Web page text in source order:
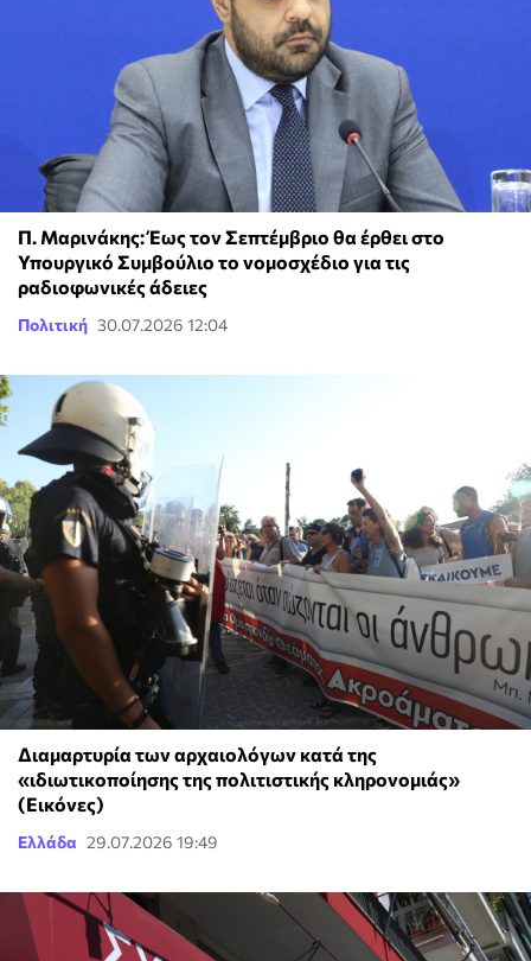
Π. Μαρινάκης: Έως τον Σεπτέμβριο θα έρθει στο
Υπουργικό Συμβούλιο το νομοσχέδιο για τις
ραδιοφωνικές άδειες
Πολιτική 30.07.2026 12:04
Διαμαρτυρία των αρχαιολόγων κατά της
«ιδιωτικοποίησης της πολιτιστικής κληρονομιάς»
(Εικόνες)
Ελλάδα 29.07.2026 19:49